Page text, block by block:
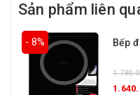
Sản phẩm liên
- 8% Bếp